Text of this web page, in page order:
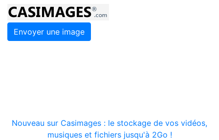
Envoyer une image
Nouveau sur Casimages : le stockage de vos vidéos,
musiques et fichiers jusqu'à 2Go !